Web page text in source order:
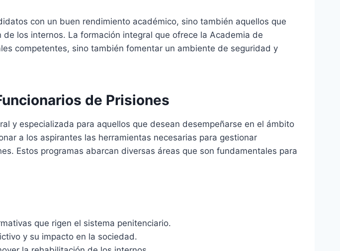
con un buen rendimiento académico, sino también aquellos que
los internos. La formación integral que ofrece la Academia de
competentes, sino también fomentar un ambiente de seguridad y
de Prisiones
y especializada para aquellos que desean desempeñarse en el ámbito
a los aspirantes las herramientas necesarias para gestionar
Estos programas abarcan diversas áreas que son fundamentales para
que rigen el sistema penitenciario.
y su impacto en la sociedad.